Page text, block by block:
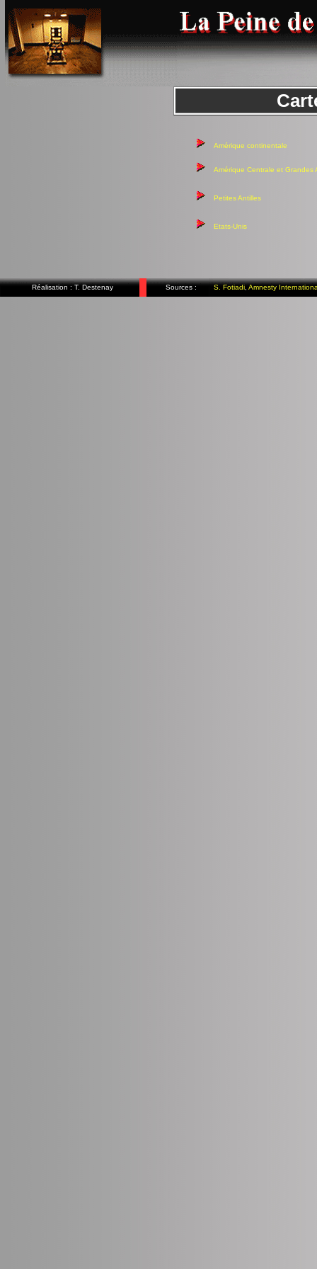
Amérique continentale
Amérique Centrale et Grandes
Petites Antilles
Etats-Unis
Réalisation : T. Destenay Sources : S. Fotiadi Amnesty